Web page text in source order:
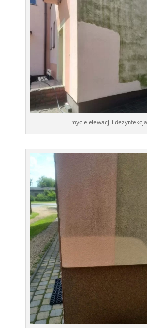
mycie elewacji i dezynfekcja